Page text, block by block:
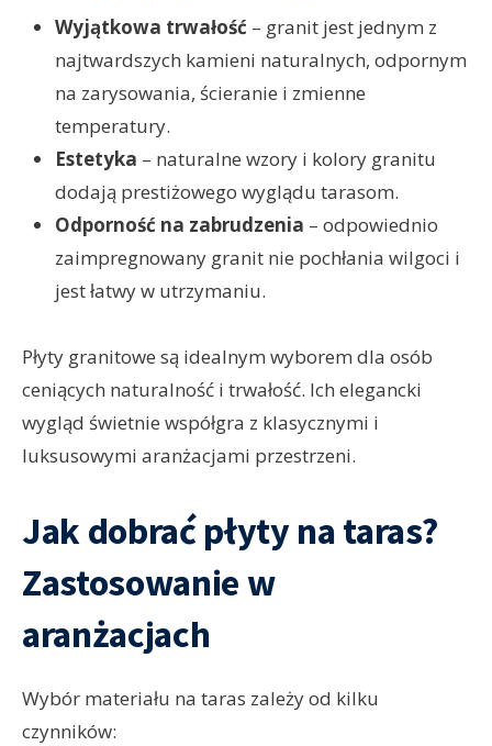
Wyjątkowa trwałość – granit jest jednym z
najtwardszych kamieni naturalnych, odpornym
na zarysowania, ścieranie i zmienne
temperatury.
Estetyka – naturalne wzory i kolory granitu
dodają prestiżowego wyglądu tarasom.
Odporność na zabrudzenia – odpowiednio
zaimpregnowany granit nie pochłania wilgoci i
jest łatwy w utrzymaniu.
Płyty granitowe są idealnym wyborem dla osób
ceniących naturalność i trwałość. Ich elegancki
wygląd świetnie współgra z klasycznymi i
luksusowymi aranżacjami przestrzeni.
Jak dobrać płyty na taras?
Zastosowanie w
aranżacjach
Wybór materiału na taras zależy od kilku
czynników: